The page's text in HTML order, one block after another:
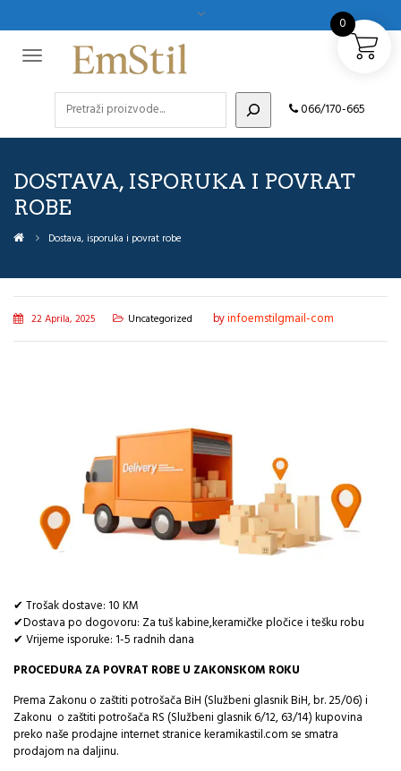
066/170-665
DOSTAVA, ISPORUKA I POVRAT
ROBE
Dostava, isporuka i povrat robe
22 Aprila, 2025 Uncategorized byinfoemstilgmail-com
✔ Trošak dostave: 10 KM
✔Dostava po dogovoru: Za tuš kabine,keramičke pločice i tešku robu
✔ Vrijeme isporuke: 1-5 radnih dana
PROCEDURA ZA POVRAT ROBE U ZAKONSKOM ROKU
Prema Zakonu o zaštiti potrošača BiH (Službeni glasnik BiH, br. 25/06) i
Zakonu o zaštiti potrošača RS (Službeni glasnik 6/12, 63/14) kupovina
preko naše prodajne internet stranice keramikastil.com se smatra
prodajom na daljinu.
0